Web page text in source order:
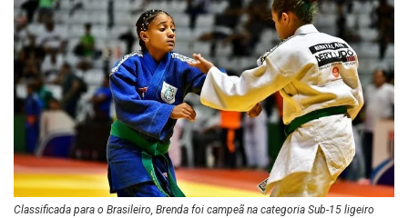
Classificada para o Brasileiro, Brenda foi campeã na categoria Sub-15 ligeiro